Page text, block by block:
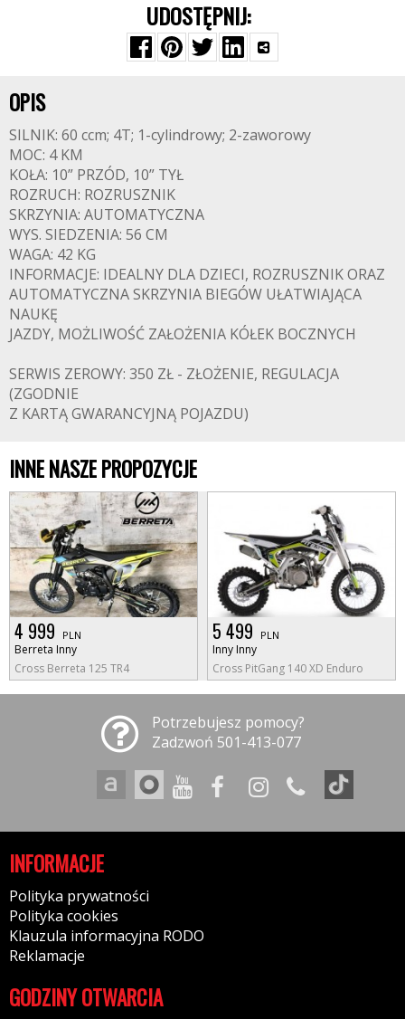
UDOSTĘPNIJ:
OPIS
SILNIK: 60 ccm; 4T; 1-cylindrowy; 2-zaworowy
MOC: 4 KM
KOŁA: 10” PRZÓD, 10” TYŁ
ROZRUCH: ROZRUSZNIK
SKRZYNIA: AUTOMATYCZNA
WYS. SIEDZENIA: 56 CM
WAGA: 42 KG
INFORMACJE: IDEALNY DLA DZIECI, ROZRUSZNIK ORAZ
AUTOMATYCZNA SKRZYNIA BIEGÓW UŁATWIAJĄCA
NAUKĘ
JAZDY, MOŻLIWOŚĆ ZAŁOŻENIA KÓŁEK BOCZNYCH
SERWIS ZEROWY: 350 ZŁ - ZŁOŻENIE, REGULACJA
(ZGODNIE
Z KARTĄ GWARANCYJNĄ POJAZDU)
INNE NASZE PROPOZYCJE
4 999 PLN
Berreta Inny
Cross Berreta 125 TR4
5 499 PLN
Inny Inny
Cross PitGang 140 XD Enduro
Potrzebujesz pomocy?
Zadzwoń 501-413-077
INFORMACJE
Polityka prywatności
Polityka cookies
Klauzula informacyjna RODO
Reklamacje
GODZINY OTWARCIA